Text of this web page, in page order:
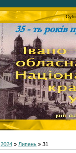
2024 » Липень » 31